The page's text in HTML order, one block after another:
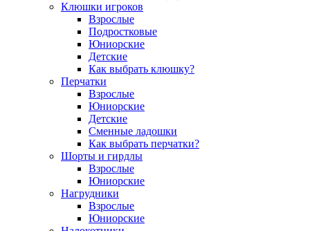
Клюшки игроков
Взрослые
Подростковые
Юниорские
Детские
Как выбрать клюшку?
Перчатки
Взрослые
Юниорские
Детские
Сменные ладошки
Как выбрать перчатки?
Шорты и гирдлы
Взрослые
Юниорские
Нагрудники
Взрослые
Юниорские